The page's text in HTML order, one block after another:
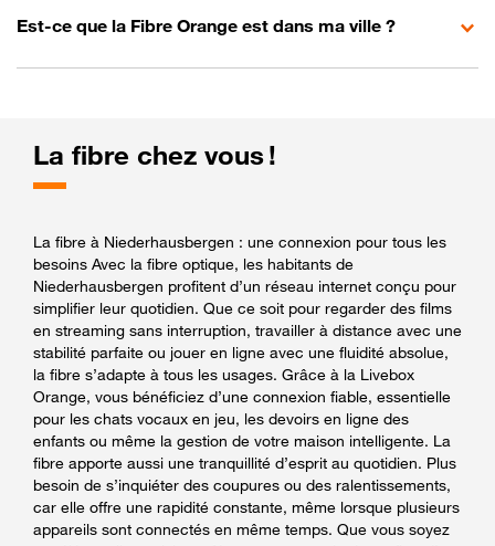
Est-ce que la Fibre Orange est dans ma ville ?
La fibre chez vous !
La fibre à Niederhausbergen : une connexion pour tous les
besoins Avec la fibre optique, les habitants de
Niederhausbergen profitent d’un réseau internet conçu pour
simplifier leur quotidien. Que ce soit pour regarder des films
en streaming sans interruption, travailler à distance avec une
stabilité parfaite ou jouer en ligne avec une fluidité absolue,
la fibre s’adapte à tous les usages. Grâce à la Livebox
Orange, vous bénéficiez d’une connexion fiable, essentielle
pour les chats vocaux en jeu, les devoirs en ligne des
enfants ou même la gestion de votre maison intelligente. La
fibre apporte aussi une tranquillité d’esprit au quotidien. Plus
besoin de s’inquiéter des coupures ou des ralentissements,
car elle offre une rapidité constante, même lorsque plusieurs
appareils sont connectés en même temps. Que vous soyez